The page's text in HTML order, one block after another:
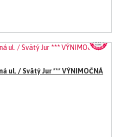
ul. / Svätý Jur *** VÝNIMOČNÁ